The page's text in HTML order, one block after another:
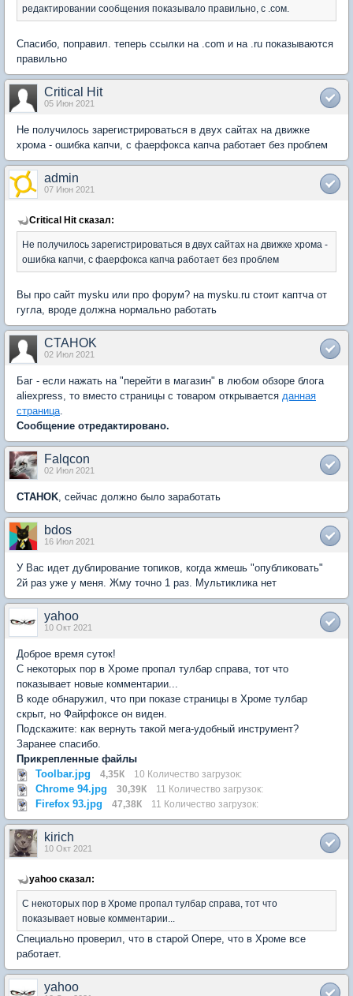
редактировании сообщения показывало правильно, с .сом.
Спасибо, поправил. теперь ссылки на .com и на .ru показываются
правильно
Critical Hit
05 Июн 2021
Не получилось зарегистрироваться в двух сайтах на движке
хрома - ошибка капчи, с фаерфокса капча работает без проблем
admin
07 Июн 2021
Critical Hit сказал:
Не получилось зарегистрироваться в двух сайтах на движке хрома -
ошибка капчи, с фаерфокса капча работает без проблем
Вы про сайт mysku или про форум? на mysku.ru стоит каптча от
гугла, вроде должна нормально работать
CTAHOK
02 Июл 2021
Баг - если нажать на "перейти в магазин" в любом обзоре блога
aliexpress, то вместо страницы с товаром открывается данная
страница.
Сообщение отредактировано.
Falqcon
02 Июл 2021
CTAHOK, сейчас должно было заработать
bdos
16 Июл 2021
У Вас идет дублирование топиков, когда жмешь "опубликовать"
2й раз уже у меня. Жму точно 1 раз. Мультиклика нет
yahoo
10 Окт 2021
Доброе время суток!
С некоторых пор в Хроме пропал тулбар справа, тот что
показывает новые комментарии...
В коде обнаружил, что при показе страницы в Хроме тулбар
скрыт, но Файрфоксе он виден.
Подскажите: как вернуть такой мега-удобный инструмент?
Заранее спасибо.
Прикрепленные файлы
Toolbar.jpg
4,35К 10 Количество загрузок:
Chrome 94.jpg 30,39К 11 Количество загрузок:
Firefox 93.jpg 47,38К 11 Количество загрузок:
kirich
10 Окт 2021
yahoo сказал:
С некоторых пор в Хроме пропал тулбар справа, тот что
показывает новые комментарии...
Специально проверил, что в старой Опере, что в Хроме все
работает.
yahoo